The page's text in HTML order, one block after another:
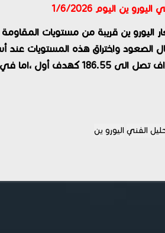
ين اليوم 1/6/2026
اليورو ين قريبة من مستويات
البقاء دون هذه المستويات فالبيع هو الاقرب.
الفني اليورو ين